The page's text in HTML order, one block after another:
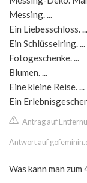
Messing. ...
Ein Liebesschloss. ...
Ein Schlüsselring. ...
Fotogeschenke. ...
Blumen. ...
Eine kleine Reise. ...
Ein
Antrag auf
Antwort auf
Was kann man